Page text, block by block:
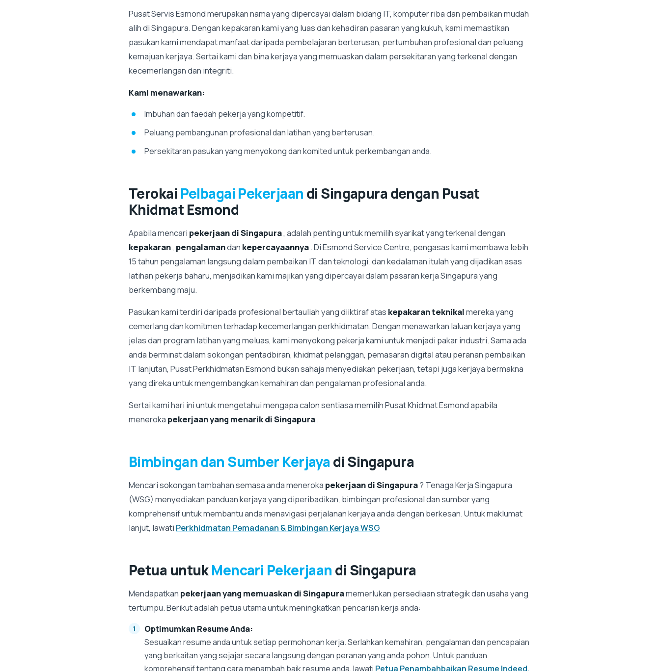
Pusat Servis Esmond merupakan nama yang dipercayai dalam bidang IT, komputer riba dan pembaikan mudah
alih di Singapura. Dengan kepakaran kami yang luas dan kehadiran pasaran yang kukuh, kami memastikan
pasukan kami mendapat manfaat daripada pembelajaran berterusan, pertumbuhan profesional dan peluang
kemajuan kerjaya. Sertai kami dan bina kerjaya yang memuaskan dalam persekitaran yang terkenal dengan
kecemerlangan dan integriti.
Kami menawarkan:
Imbuhan dan faedah pekerja yang kompetitif.
Peluang pembangunan profesional dan latihan yang berterusan.
Persekitaran pasukan yang menyokong dan komited untuk perkembangan anda.
Terokai Pelbagai Pekerjaan di Singapura dengan Pusat
Khidmat Esmond
Apabila mencari pekerjaan di Singapura, adalah penting untuk memilih syarikat yang terkenal dengan
kepakaran, pengalamandan kepercayaannya. Di Esmond Service Centre, pengasas kami membawa lebih
15 tahun pengalaman langsung dalam pembaikan IT dan teknologi, dan kedalaman itulah yang dijadikan asas
latihan pekerja baharu, menjadikan kami majikan yang dipercayai dalam pasaran kerja Singapura yang
berkembang maju.
Pasukan kami terdiri daripada profesional bertauliah yang diiktiraf atas kepakaran teknikalmereka yang
cemerlang dan komitmen terhadap kecemerlangan perkhidmatan. Dengan menawarkan laluan kerjaya yang
jelas dan program latihan yang meluas, kami menyokong pekerja kami untuk menjadi pakar industri. Sama ada
anda berminat dalam sokongan pentadbiran, khidmat pelanggan, pemasaran digital atau peranan pembaikan
IT lanjutan, Pusat Perkhidmatan Esmond bukan sahaja menyediakan pekerjaan, tetapi juga kerjaya bermakna
yang direka untuk mengembangkan kemahiran dan pengalaman profesional anda.
Sertai kami hari ini untuk mengetahui mengapa calon sentiasa memilih Pusat Khidmat Esmond apabila
meneroka pekerjaan yang menarik di Singapura.
Bimbingan dan Sumber Kerjaya di Singapura
Mencari sokongan tambahan semasa anda meneroka pekerjaan di Singapura? Tenaga Kerja Singapura
(WSG) menyediakan panduan kerjaya yang diperibadikan, bimbingan profesional dan sumber yang
komprehensif untuk membantu anda menavigasi perjalanan kerjaya anda dengan berkesan. Untuk maklumat
lanjut, lawati Perkhidmatan Pemadanan & Bimbingan Kerjaya WSG
Petua untukMencari Pekerjaan di Singapura
Mendapatkan pekerjaan yang memuaskan di Singapuramemerlukan persediaan strategik dan usaha yang
tertumpu. Berikut adalah petua utama untuk meningkatkan pencarian kerja anda:
Optimumkan Resume Anda:
Sesuaikan resume anda untuk setiap permohonan kerja. Serlahkan kemahiran, pengalaman dan pencapaian
yang berkaitan yang sejajar secara langsung dengan peranan yang anda pohon. Untuk panduan
komprehensif tentang cara menambah baik resume anda, lawati Petua Penambahbaikan Resume Indeed.